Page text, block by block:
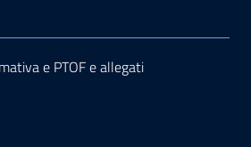
e PTOF e allegati